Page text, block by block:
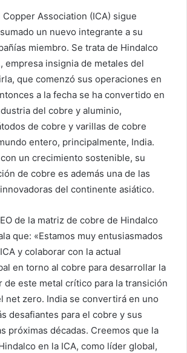
Copper Association (ICA) sigue
un nuevo integrante a su
miembro. Se trata de Hindalco
empresa insignia de metales del
que comenzó sus operaciones en
a la fecha se ha convertido en
del cobre y aluminio,
de cobre y varillas de cobre
entero, principalmente, India.
un crecimiento sostenible, su
de cobre es además una de las
del continente asiático.
de la matriz de cobre de Hindalco
que: «Estamos muy entusiasmados
y colaborar con la actual
en torno al cobre para desarrollar la
de este metal crítico para la transición
net zero. India se convertirá en uno
desafiantes para el cobre y sus
próximas décadas. Creemos que la
en la ICA, como líder global,